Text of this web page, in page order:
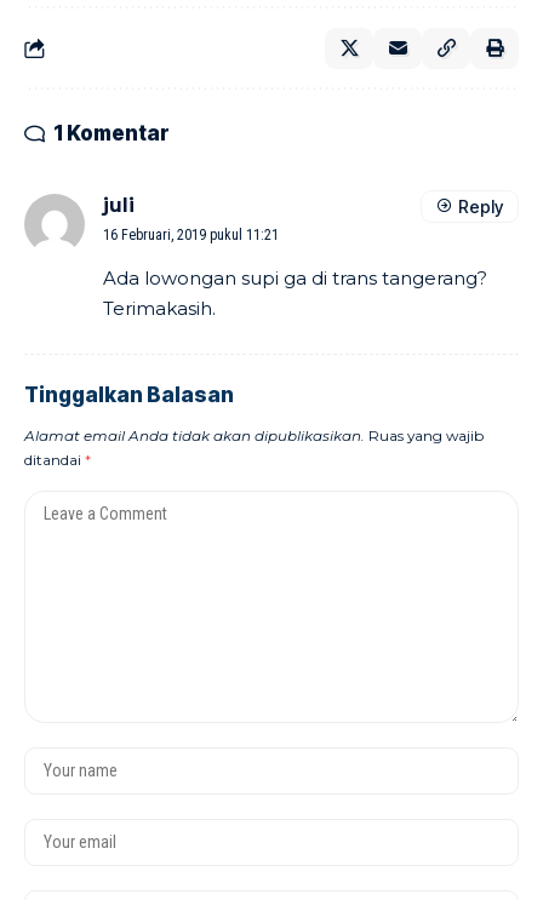
1 Komentar
juli
16 Februari, 2019 pukul 11:21
Ada lowongan supi ga di trans tangerang?
Terimakasih.
Reply
Tinggalkan Balasan
Alamat email Anda tidak akan dipublikasikan. Ruas yang wajib
ditandai *